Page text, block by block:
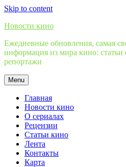
Skip to content
Новости кино
Ежедневные обновления, самая
информация из мира кино: статьи
репортажи
Menu
Главная
Новости кино
О сериалах
Рецензии
Статьи кино
Лента
Контакты
Карта